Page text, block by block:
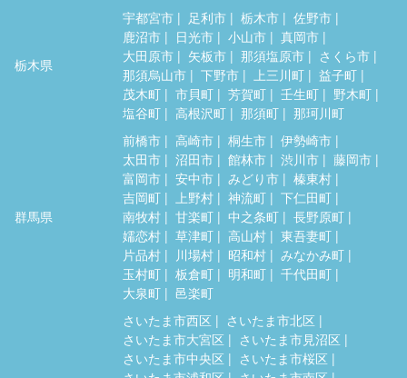
栃木県
宇都宮市 足利市 栃木市
佐野市
鹿沼市
日光市 小山市
真岡市
大田原市
矢板市 那須塩原市
さくら市
那須烏山市
下野市 上三川町
益子町
茂木町
市貝町 芳賀町 壬生町
野木町
塩谷町
高根沢町 那須町 那珂川町
群馬県
前橋市 高崎市 桐生市
伊勢崎市
太田市
沼田市 館林市 渋川市
藤岡市
富岡市
安中市 みどり市
榛東村
吉岡町
上野村 神流町
下仁田町
南牧村
甘楽町 中之条町
長野原町
嬬恋村
草津町 高山村
東吾妻町
片品村
川場村 昭和村
みなかみ町
玉村町
板倉町 明和町
千代田町
大泉町
邑楽町
さいたま市西区
さいたま市北区
さいたま市大宮区
さいたま市見沼区
さいたま市中央区
さいたま市桜区